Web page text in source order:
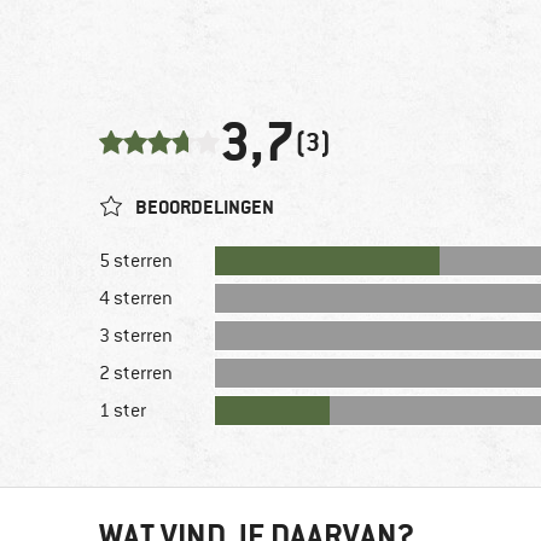
3,7(3)
BEOORDELINGEN
5 sterren
4 sterren
3 sterren
2 sterren
1 ster